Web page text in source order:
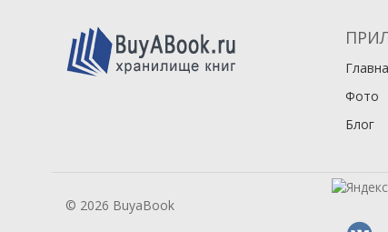
Фото
Блог
© 2026 BuyaBook